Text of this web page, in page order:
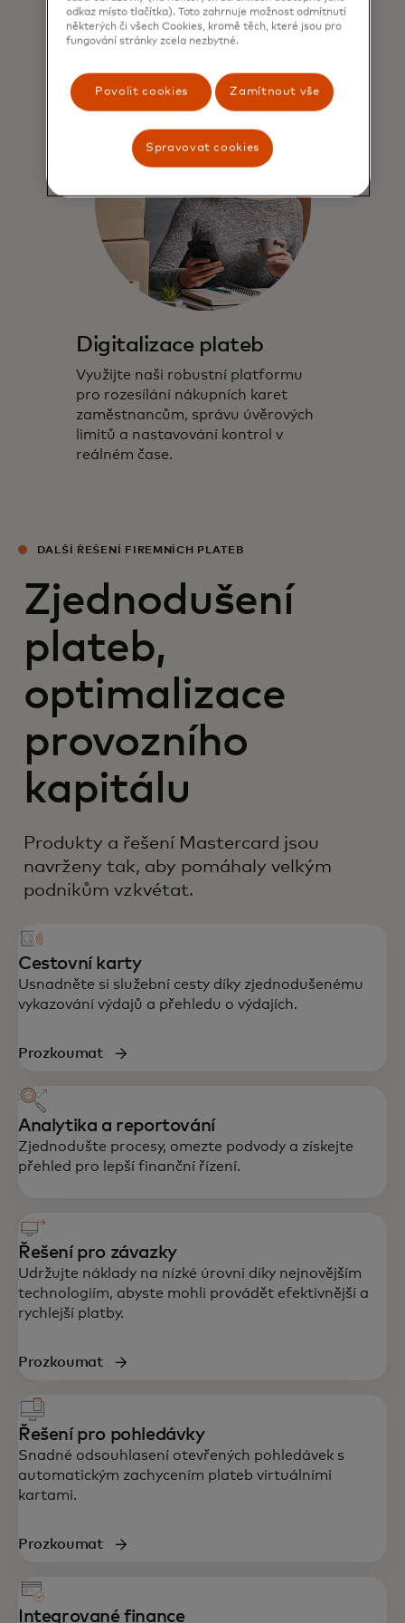
Digitalizace plateb
Využijte naši robustní platformu
pro rozesílání nákupních karet
zaměstnancům, správu úvěrových
limitů a nastavování kontrol v
reálném čase.
DALŠÍ ŘEŠENÍ FIREMNÍCH PLATEB
Zjednodušení
plateb,
optimalizace
provozního
kapitálu
Produkty a řešení Mastercard jsou
navrženy tak, aby pomáhaly velkým
podnikům vzkvétat.
Cestovní karty
Usnadněte si služební cesty díky zjednodušenému
vykazování výdajů a přehledu o výdajích.
Prozkoumat
Analytika a reportování
Zjednodušte procesy, omezte podvody a získejte
přehled pro lepší finanční řízení.
Řešení pro závazky
Udržujte náklady na nízké úrovni díky nejnovějším
technologiím, abyste mohli provádět efektivnější a
rychlejší platby.
Prozkoumat
Řešení pro pohledávky
Snadné odsouhlasení otevřených pohledávek s
automatickým zachycením plateb virtuálními
kartami.
Prozkoumat
Integrované finance
odkaz místo tlačítka). Toto zahrnuje možnost odmítnutí
některých či všech Cookies, kromě těch, které jsou pro
fungování stránky zcela nezbytné.
Povolit cookies Zamítnout vše
Spravovat cookies